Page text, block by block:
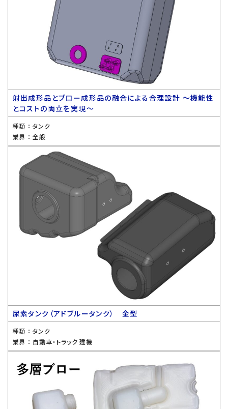
射出成形品とブロー成形品の融合による合理設計 〜機能性
とコストの両立を実現〜
種類 ： タンク
業界 ： 全般
尿素タンク（アドブルータンク） 金型
種類 ： タンク
業界 ： 自動車・トラック 建機